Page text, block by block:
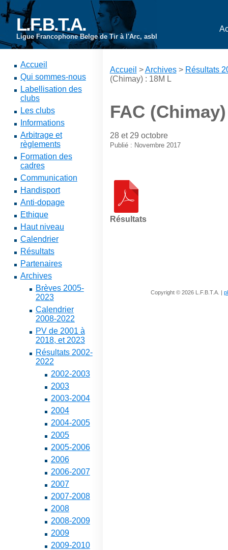
L.F.B.T.A.
Ligue Francophone Belge de Tir à l'Arc, asbl
Accueil
Qui sommes-nous
Labellisation des
clubs
Les clubs
Informations
Arbitrage et
règlements
Formation des
cadres
Communication
Handisport
Anti-dopage
Ethique
Haut niveau
Calendrier
Résultats
Partenaires
Archives
Brèves 2005-
2023
Calendrier
2008-2022
PV de 2001 à
2018, et 2023
Résultats 2002-
2022
2002-2003
2003
2003-2004
2004
2004-2005
2005
2005-2006
2006
2006-2007
2007
2007-2008
2008
2008-2009
2009
2009-2010
Accueil >Archives> Résultats
(Chimay) : 18M L
FAC
28 et 29 octobre
Publié : Novembre 2017
Résultats
Copyright © 2026 L.F.B.T.A. |